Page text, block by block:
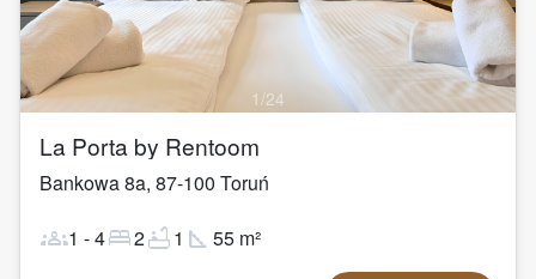
1/24
La Porta by Rentoom
Bankowa 8a, 87-100 Toruń
groups1 -4bed2bathtub1 square_foot 55 m²